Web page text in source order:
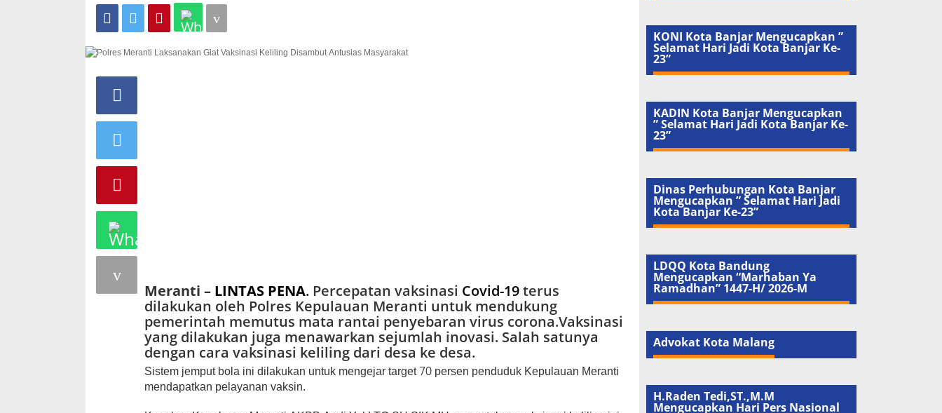
Meranti – LINTAS PENA. Percepatan vaksinasi Covid-19terus
dilakukan oleh Polres Kepulauan Meranti untuk mendukung
pemerintah memutus mata rantai penyebaran virus corona.Vaksinasi
yang dilakukan juga menawarkan sejumlah inovasi. Salah satunya
dengan cara vaksinasi keliling dari desa ke desa.
Sistem jemput bola ini dilakukan untuk mengejar target 70 persen penduduk Kepulauan Meranti
mendapatkan pelayanan vaksin.
KONI Kota Banjar Mengucapkan ”
Selamat Hari Jadi Kota Banjar Ke-
23”
KADIN Kota Banjar Mengucapkan
” Selamat Hari Jadi Kota Banjar Ke-
23”
Dinas Perhubungan Kota Banjar
Mengucapkan ” Selamat Hari Jadi
Kota Banjar Ke-23”
LDQQ Kota Bandung
Mengucapkan “Marhaban Ya
Ramadhan” 1447-H/ 2026-M
Advokat Kota Malang
H.Raden Tedi,ST.,M.M
Mengucapkan Hari Pers Nasional